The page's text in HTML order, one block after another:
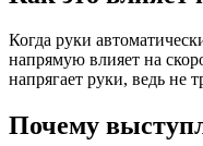
Когда руки
напрямую влияет на
напрягает руки, ведь
Почему